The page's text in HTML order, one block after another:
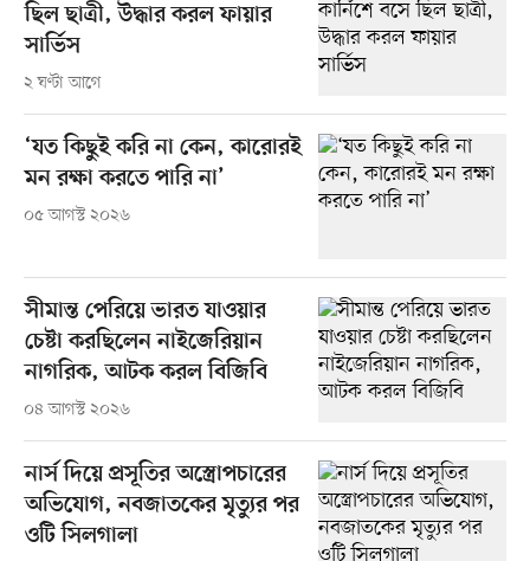
ছিল ছাত্রী, উদ্ধার করল ফায়ার
সার্ভিস
২ ঘণ্টা আগে
‘যত কিছুই করি না কেন, কারোরই
মন রক্ষা করতে পারি না’
০৫ আগস্ট ২০২৬
সীমান্ত পেরিয়ে ভারত যাওয়ার
চেষ্টা করছিলেন নাইজেরিয়ান
নাগরিক, আটক করল বিজিবি
০৪ আগস্ট ২০২৬
নার্স দিয়ে প্রসূতির অস্ত্রোপচারের
অভিযোগ, নবজাতকের মৃত্যুর পর
ওটি সিলগালা